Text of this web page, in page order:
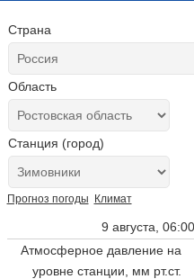
Страна
Область
Станция (город)
Прогноз погоды Климат
9 августа,
Атмосферное давление на
уровне станции, мм рт.ст.